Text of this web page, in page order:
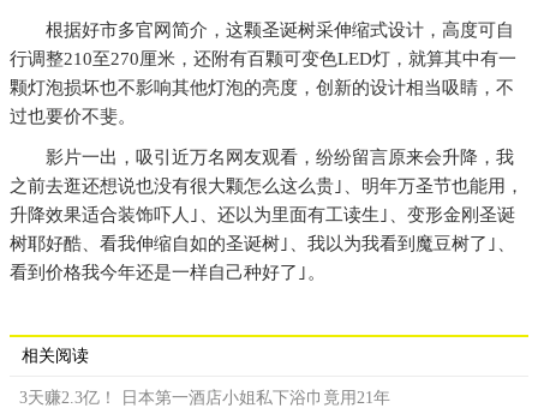
根据好市多官网简介，这颗圣诞树采伸缩式设计，高度可自
行调整210至270厘米，还附有百颗可变色LED灯，就算其中有一
颗灯泡损坏也不影响其他灯泡的亮度，创新的设计相当吸睛，不
过也要价不斐。
影片一出，吸引近万名网友观看，纷纷留言原来会升降，我
之前去逛还想说也没有很大颗怎么这么贵｣、明年万圣节也能用，
升降效果适合装饰吓人｣、还以为里面有工读生｣、变形金刚圣诞
树耶好酷、看我伸缩自如的圣诞树｣、我以为我看到魔豆树了｣、
看到价格我今年还是一样自己种好了｣。
相关阅读
3天赚2.3亿！ 日本第一酒店小姐私下浴巾竟用21年